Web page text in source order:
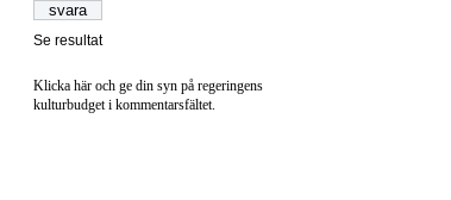
Se resultat
Klicka här och ge din syn på regeringens
kulturbudget i kommentarsfältet.